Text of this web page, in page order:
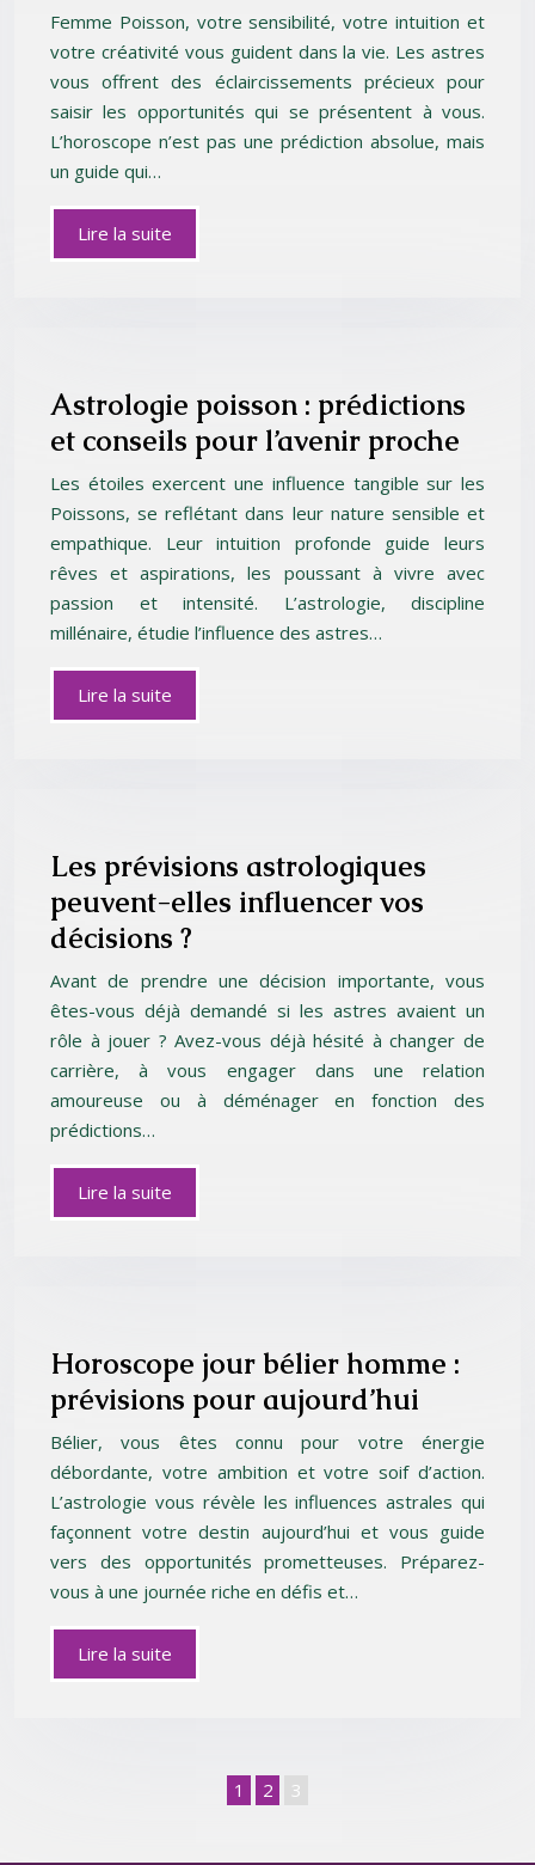
Femme Poisson, votre sensibilité, votre intuition et
votre créativité vous guident dans la vie. Les astres
vous offrent des éclaircissements précieux pour
saisir les opportunités qui se présentent à vous.
L’horoscope n’est pas une prédiction absolue, mais
un guide qui…
Lire la suite
Astrologie poisson : prédictions
et conseils pour l’avenir proche
Les étoiles exercent une influence tangible sur les
Poissons, se reflétant dans leur nature sensible et
empathique. Leur intuition profonde guide leurs
rêves et aspirations, les poussant à vivre avec
passion et intensité. L’astrologie, discipline
millénaire, étudie l’influence des astres…
Lire la suite
Les prévisions astrologiques
peuvent-elles influencer vos
décisions ?
Avant de prendre une décision importante, vous
êtes-vous déjà demandé si les astres avaient un
rôle à jouer ? Avez-vous déjà hésité à changer de
carrière, à vous engager dans une relation
amoureuse ou à déménager en fonction des
prédictions…
Lire la suite
Horoscope jour bélier homme :
prévisions pour aujourd’hui
Bélier, vous êtes connu pour votre énergie
débordante, votre ambition et votre soif d’action.
L’astrologie vous révèle les influences astrales qui
façonnent votre destin aujourd’hui et vous guide
vers des opportunités prometteuses. Préparez-
vous à une journée riche en défis et…
Lire la suite
1 2 3